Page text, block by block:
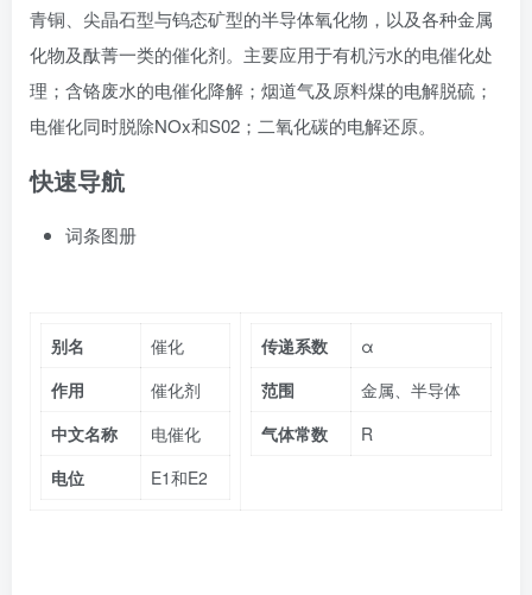
青铜、尖晶石型与钨态矿型的半导体氧化物，以及各种金属
化物及酞菁一类的催化剂。主要应用于有机污水的电催化处
理；含铬废水的电催化降解；烟道气及原料煤的电解脱硫；
电催化同时脱除NOx和S02；二氧化碳的电解还原。
快速导航
词条图册
别名
催化
作用
催化剂
中文名称
电催化
电位
E1和E2
传递系数
α
范围
金属、半导体
气体常数
R